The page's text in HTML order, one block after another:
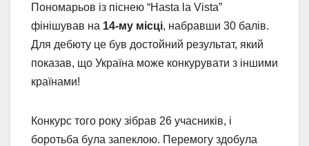
Пономарьов із піснею “Hasta la Vista”
фінішував на 14-му місці, набравши 30 балів.
Для дебюту це був достойний результат, який
показав, що Україна може конкурувати з іншими
країнами!
Конкурс того року зібрав 26 учасників, і
боротьба була запеклою. Перемогу здобула